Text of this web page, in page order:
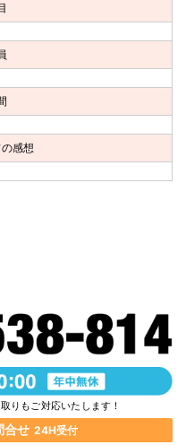
問
声
せ
感想
りもご対応いたします！
合せ 24H受付